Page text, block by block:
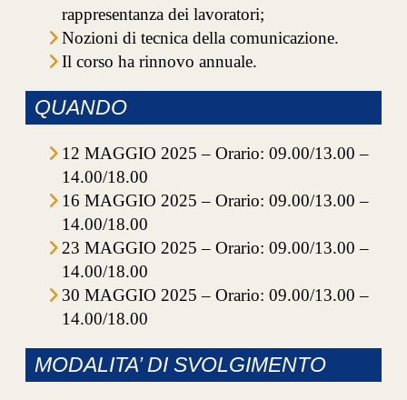
rappresentanza dei lavoratori;
Nozioni di tecnica della comunicazione.
Il corso ha rinnovo annuale.
QUANDO
12 MAGGIO 2025 – Orario: 09.00/13.00 –
14.00/18.00
16 MAGGIO 2025 – Orario: 09.00/13.00 –
14.00/18.00
23 MAGGIO 2025 – Orario: 09.00/13.00 –
14.00/18.00
30 MAGGIO 2025 – Orario: 09.00/13.00 –
14.00/18.00
MODALITA’ DI SVOLGIMENTO